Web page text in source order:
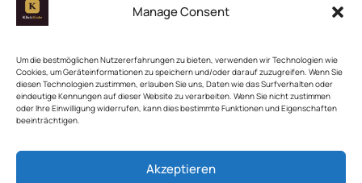
Manage Consent
Um die bestmöglichen Nutzererfahrungen zu bieten, verwenden wir Technologien wie
Cookies, um Geräteinformationen zu speichern und/oder darauf zuzugreifen. Wenn Sie
diesen Technologien zustimmen, erlauben Sie uns, Daten wie das Surfverhalten oder
eindeutige Kennungen auf dieser Website zu verarbeiten. Wenn Sie nicht zustimmen
oder Ihre Einwilligung widerrufen, kann dies bestimmte Funktionen und Eigenschaften
beeinträchtigen.
Akzeptieren
V4. Solche Sets regen die Fantasie an
💡 RECHERCHE-TIPP
„Achte darauf, dass das Set viele
Bauteile und Optionen für
verschiedene Modelle bietet, um die